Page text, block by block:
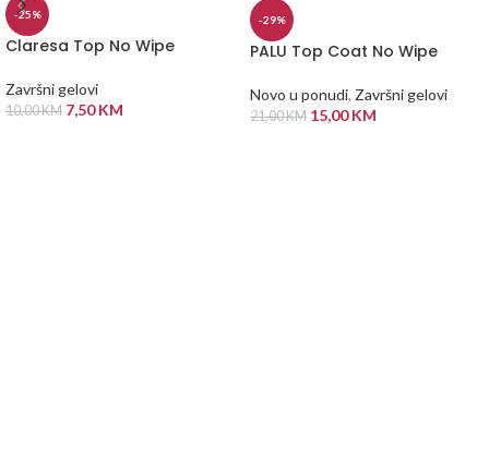
-25%
Claresa Top No Wipe
Završni gelovi
10,00KM 7,50KM
-29%
PALU Top Coat No Wipe
Novo u ponudi, Završni gelovi
21,00KM 15,00KM